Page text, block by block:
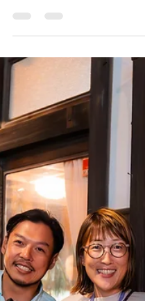
松江市
【実施レポー
ねワーケーシ
WEEK」松江
2024年12月7日〜12日に「しまね
が開催されました。「ワーケーショ
ーションを楽しめる一週間”として
ペースで仕事をしながら、その地
触れる体験をオプションで追加で